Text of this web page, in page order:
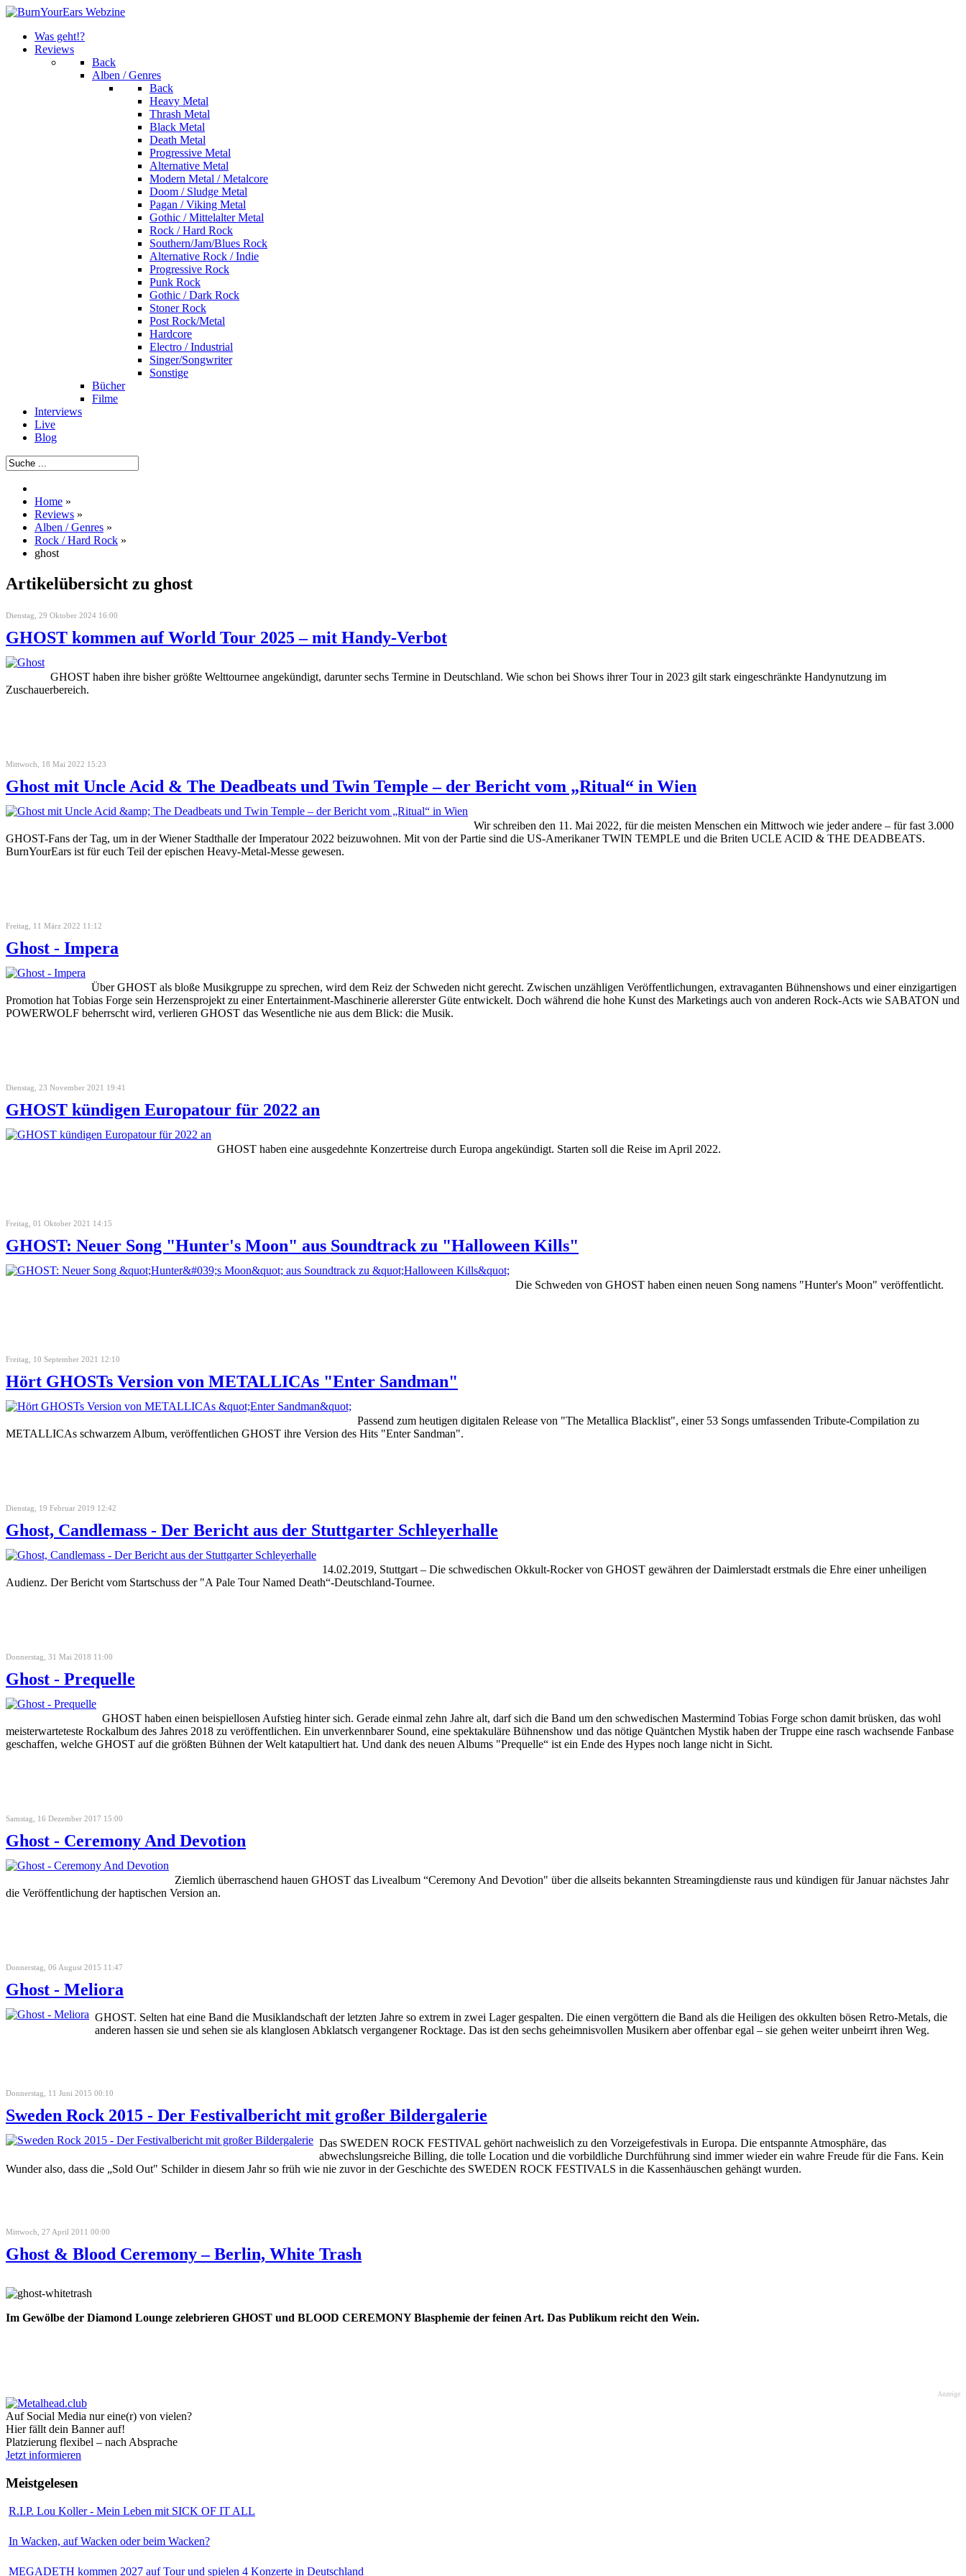
Was geht!?
Reviews
Back
Alben / Genres
Back
Heavy Metal
Thrash Metal
Black Metal
Death Metal
Progressive Metal
Alternative Metal
Modern Metal / Metalcore
Doom / Sludge Metal
Pagan / Viking Metal
Gothic / Mittelalter Metal
Rock / Hard Rock
Southern/Jam/Blues Rock
Alternative Rock / Indie
Progressive Rock
Punk Rock
Gothic / Dark Rock
Stoner Rock
Post Rock/Metal
Hardcore
Electro / Industrial
Singer/Songwriter
Sonstige
Bücher
Filme
Interviews
Live
Blog
Home »
Reviews »
Alben / Genres »
Rock / Hard Rock »
ghost
Artikelübersicht zu ghost
Dienstag, 29 Oktober 2024 16:00
GHOST kommen auf World Tour 2025 – mit Handy-Verbot
GHOST haben ihre bisher größte Welttournee angekündigt, darunter sechs Termine in Deutschland. Wie schon bei Shows ihrer Tour in 2023 gilt stark eingeschränkte Handynutzung im
Zuschauerbereich.
Mittwoch, 18 Mai 2022 15:23
Ghost mit Uncle Acid & The Deadbeats und Twin Temple – der Bericht vom „Ritual“ in Wien
Wir schreiben den 11. Mai 2022, für die meisten Menschen ein Mittwoch wie jeder andere – für fast 3.000
GHOST-Fans der Tag, um in der Wiener Stadthalle der Imperatour 2022 beizuwohnen. Mit von der Partie sind die US-Amerikaner TWIN TEMPLE und die Briten UCLE ACID & THE DEADBEATS.
BurnYourEars ist für euch Teil der epischen Heavy-Metal-Messe gewesen.
Freitag, 11 März 2022 11:12
Ghost - Impera
Über GHOST als bloße Musikgruppe zu sprechen, wird dem Reiz der Schweden nicht gerecht. Zwischen unzähligen Veröffentlichungen, extravaganten Bühnenshows und einer einzigartigen
Promotion hat Tobias Forge sein Herzensprojekt zu einer Entertainment-Maschinerie allererster Güte entwickelt. Doch während die hohe Kunst des Marketings auch von anderen Rock-Acts wie SABATON und
POWERWOLF beherrscht wird, verlieren GHOST das Wesentliche nie aus dem Blick: die Musik.
Dienstag, 23 November 2021 19:41
GHOST kündigen Europatour für 2022 an
GHOST haben eine ausgedehnte Konzertreise durch Europa angekündigt. Starten soll die Reise im April 2022.
Freitag, 01 Oktober 2021 14:15
GHOST: Neuer Song "Hunter's Moon" aus Soundtrack zu "Halloween Kills"
Die Schweden von GHOST haben einen neuen Song namens "Hunter's Moon" veröffentlicht.
Freitag, 10 September 2021 12:10
Hört GHOSTs Version von METALLICAs "Enter Sandman"
Passend zum heutigen digitalen Release von "The Metallica Blacklist", einer 53 Songs umfassenden Tribute-Compilation zu
METALLICAs schwarzem Album, veröffentlichen GHOST ihre Version des Hits "Enter Sandman".
Dienstag, 19 Februar 2019 12:42
Ghost, Candlemass - Der Bericht aus der Stuttgarter Schleyerhalle
14.02.2019, Stuttgart – Die schwedischen Okkult-Rocker von GHOST gewähren der Daimlerstadt erstmals die Ehre einer unheiligen
Audienz. Der Bericht vom Startschuss der "A Pale Tour Named Death“-Deutschland-Tournee.
Donnerstag, 31 Mai 2018 11:00
Ghost - Prequelle
GHOST haben einen beispiellosen Aufstieg hinter sich. Gerade einmal zehn Jahre alt, darf sich die Band um den schwedischen Mastermind Tobias Forge schon damit brüsken, das wohl
meisterwarteteste Rockalbum des Jahres 2018 zu veröffentlichen. Ein unverkennbarer Sound, eine spektakuläre Bühnenshow und das nötige Quäntchen Mystik haben der Truppe eine rasch wachsende Fanbase
geschaffen, welche GHOST auf die größten Bühnen der Welt katapultiert hat. Und dank des neuen Albums "Prequelle“ ist ein Ende des Hypes noch lange nicht in Sicht.
Samstag, 16 Dezember 2017 15:00
Ghost - Ceremony And Devotion
Ziemlich überraschend hauen GHOST das Livealbum “Ceremony And Devotion" über die allseits bekannten Streamingdienste raus und kündigen für Januar nächstes Jahr
die Veröffentlichung der haptischen Version an.
Donnerstag, 06 August 2015 11:47
Ghost - Meliora
GHOST. Selten hat eine Band die Musiklandschaft der letzten Jahre so extrem in zwei Lager gespalten. Die einen vergöttern die Band als die Heiligen des okkulten bösen Retro-Metals, die
anderen hassen sie und sehen sie als klanglosen Abklatsch vergangener Rocktage. Das ist den sechs geheimnisvollen Musikern aber offenbar egal – sie gehen weiter unbeirrt ihren Weg.
Donnerstag, 11 Juni 2015 00:10
Sweden Rock 2015 - Der Festivalbericht mit großer Bildergalerie
Das SWEDEN ROCK FESTIVAL gehört nachweislich zu den Vorzeigefestivals in Europa. Die entspannte Atmosphäre, das
abwechslungsreiche Billing, die tolle Location und die vorbildliche Durchführung sind immer wieder ein wahre Freude für die Fans. Kein
Wunder also, dass die „Sold Out" Schilder in diesem Jahr so früh wie nie zuvor in der Geschichte des SWEDEN ROCK FESTIVALS in die Kassenhäuschen gehängt wurden.
Mittwoch, 27 April 2011 00:00
Ghost & Blood Ceremony – Berlin, White Trash
Im Gewölbe der Diamond Lounge zelebrieren GHOST und BLOOD CEREMONY Blasphemie der feinen Art. Das Publikum reicht den Wein.
Anzeige
Auf Social Media nur eine(r) von vielen?
Hier fällt dein Banner auf!
Platzierung flexibel – nach Absprache
Jetzt informieren
Meistgelesen
R.I.P. Lou Koller - Mein Leben mit SICK OF IT ALL
In Wacken, auf Wacken oder beim Wacken?
MEGADETH kommen 2027 auf Tour und spielen 4 Konzerte in Deutschland